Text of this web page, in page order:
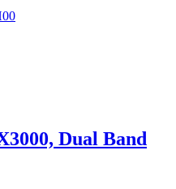
Dual Band